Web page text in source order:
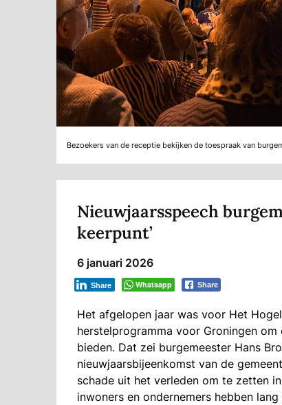
Bezoekers van de receptie bekijken de toespraak van
Nieuwjaarsspeech
keerpunt’
6 januari 2026
Whatsapp Share
Share
Het afgelopen jaar was voor Het
herstelprogramma voor Groningen
bieden. Dat zei burgemeester Hans
nieuwjaarsbijeenkomst van de
schade uit het verleden om te zetten
inwoners en ondernemers hebben